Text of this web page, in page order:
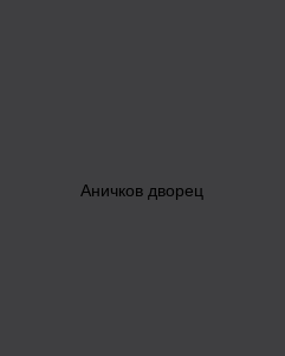
Аничков дворец